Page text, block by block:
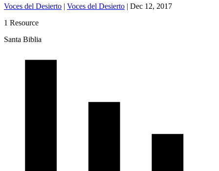
Voces del Desierto | Voces del Desierto | Dec 12, 2017
1 Resource
Santa Biblia